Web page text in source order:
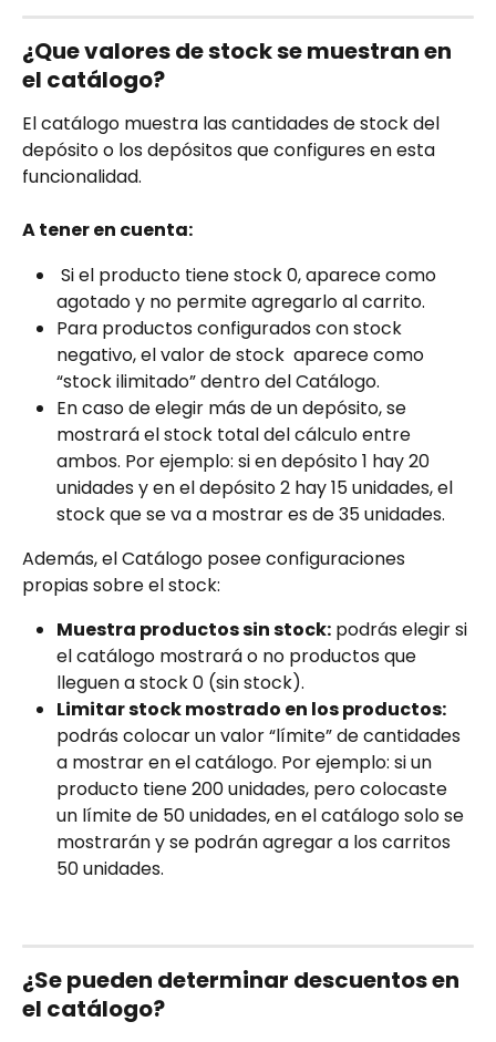
¿Que valores de stock se muestran en
el catálogo?
El catálogo muestra las cantidades de stock del
depósito o los depósitos que configures en esta
funcionalidad.
A tener en cuenta:
agotado y no permite agregarlo al carrito.
Para productos configurados con stock
negativo, el valor de stock  aparece como
“stock ilimitado” dentro del Catálogo.
En caso de elegir más de un depósito, se
mostrará el stock total del cálculo entre
ambos. Por ejemplo: si en depósito 1 hay 20
unidades y en el depósito 2 hay 15 unidades, el
stock que se va a mostrar es de 35 unidades.
Además, el Catálogo posee configuraciones
propias sobre el stock:
Muestra productos sin stock: podrás elegir si
el catálogo mostrará o no productos que
lleguen a stock 0 (sin stock).
Limitar stock mostrado en los productos:
podrás colocar un valor “límite” de cantidades
a mostrar en el catálogo. Por ejemplo: si un
producto tiene 200 unidades, pero colocaste
un límite de 50 unidades, en el catálogo solo se
mostrarán y se podrán agregar a los carritos
50 unidades.
¿Se pueden determinar descuentos en
el catálogo?